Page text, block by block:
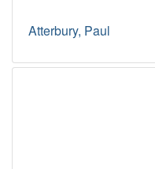
Atterbury, Paul